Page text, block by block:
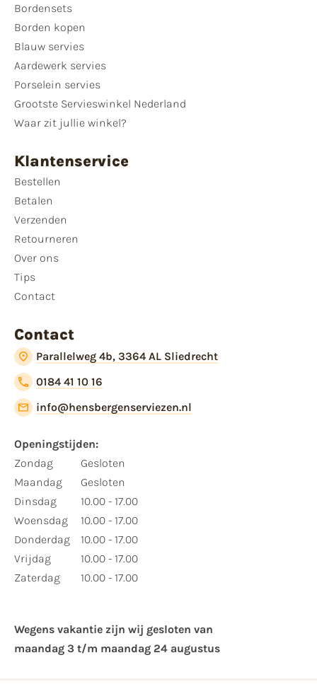
Bordensets
Borden kopen
Blauw servies
Aardewerk servies
Porselein servies
Grootste Servieswinkel Nederland
Waar zit jullie winkel?
Klantenservice
Bestellen
Betalen
Verzenden
Retourneren
Over ons
Tips
Contact
Contact
Parallelweg 4b, 3364 AL Sliedrecht
0184 41 10 16
info@hensbergenserviezen.nl
Openingstijden:
Zondag
Maandag
Dinsdag
Woensdag
Donderdag
Vrijdag
Zaterdag
Gesloten
Gesloten
10.00 - 17.00
10.00 - 17.00
10.00 - 17.00
10.00 - 17.00
10.00 - 17.00
Wegens vakantie zijn wij gesloten van ​
maandag 3 t/m maandag 24 augustus